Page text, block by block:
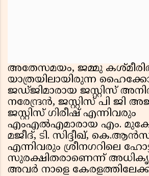
അതേസമയം, ജമ്മു
യാത്രയിലായിരുന്ന
ജഡ്ജിമാരായ ജസ്റ്റിസ്
നരേന്ദ്രൻ, ജസ്റ്റിസ് പി ജി
ജസ്റ്റിസ് ഗിരീഷ് എന്നിവരും
എംഎൽഎമാരായ എം.
മജീദ്, ടി. സിദ്ദീഖ്,
എന്നിവരും ശ്രീനഗറിലെ
സുരക്ഷിതരാണെന്ന്
അവർ നാളെ